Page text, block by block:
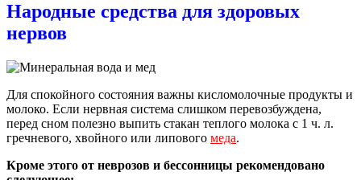
Народные средства для здоровых
нервов
Для спокойного состояния важны кисломолочные продукты и
молоко. Если нервная система слишком перевозбуждена,
перед сном полезно выпить стакан теплого молока с 1 ч. л.
гречневого, хвойного или липового меда.
Кроме этого от неврозов и бессонницы рекомендовано